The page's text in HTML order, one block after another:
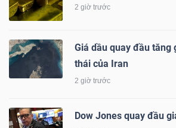
2 giờ trước
Giá dầu quay đầu tăng
thái của Iran
2 giờ trước
Dow Jones quay đầu